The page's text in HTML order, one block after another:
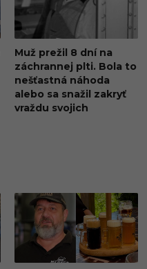
Muž prežil 8 dní na
záchrannej plti. Bola to
nešťastná náhoda
alebo sa snažil zakryť
vraždu svojich